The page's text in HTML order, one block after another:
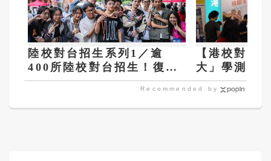
陸校對台招生系列1／逾
400所陸校對台招生！復
旦、上交大等要求4科頂標
【港校對台
大」學測3
學費87萬居
Recommended by